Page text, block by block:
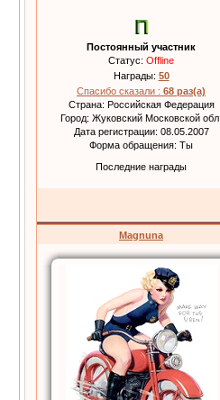
Постоянный участник
Статус: Offline
Награды: 50
Спасибо сказали : 68 раз(а)
Страна: Российская Федерация
Город: Жуковский Московской обл.
Дата регистрации: 08.05.2007
Форма обращения: Ты
Последние награды
Magnuna